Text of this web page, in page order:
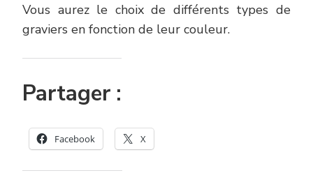
Vous aurez le choix de différents types de
graviers en fonction de leur couleur.
Partager :
Facebook X